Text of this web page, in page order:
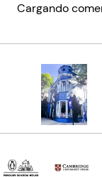
Cargando